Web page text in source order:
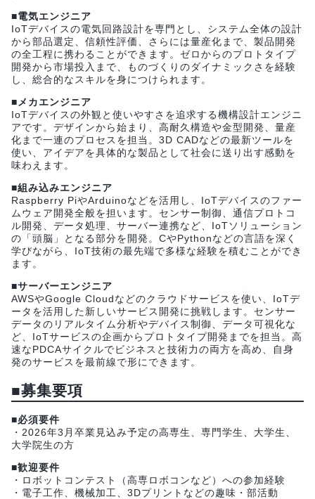
■電気エンジニア
IoTデバイスの電気回路設計を専門とし、システム全体の設計
から部品選定、信頼性評価、さらには量産化まで、製品開発
の全工程に携わることができます。ゼロからのプロトタイプ
開発から市場投入まで、ものづくりのダイナミックさを経験
し、総合的なスキルを身につけられます。
■メカエンジニア
IoTデバイスの外観と使いやすさを追求する機構設計エンジニ
アです。デザインから始まり、高耐久構造や金型開発、量産
化まで一連のプロセスを担当。3D CADなどの最新ツールを
使い、アイデアを具体的な製品として社会に送り出す感動を
味わえます。
■組み込みエンジニア
Raspberry PiやArduinoなどを活用し、IoTデバイスのファー
ムウェア開発全般を担います。センサー制御、通信プロトコ
ル開発、データ処理、サーバー連携など、IoTソリューション
の「頭脳」となる部分を開発。CやPythonなどの言語を深く
学びながら、IoT技術の最先端で多様な経験を積むことができ
ます。
■サーバーエンジニア
AWSやGoogle Cloudなどのクラウドサービスを使い、IoTデ
ータを活用した新しいサービス開発に挑戦します。センサー
データのリアルタイム分析やデバイス制御、データ可視化な
ど、IoTサービスの企画からプロトタイプ開発までを担当。高
速なPDCAサイクルでビジネスと技術力の両方を高め、自身
発のサービスを最前線で形にできます。
■募集要項
■必須要件
・2026年3月卒業見込み予定の高専生、専門学生、大学生、
大学院生の方
■歓迎要件
・ロボットコンテスト（高専ロボコンなど）への参加経験
・電子工作、機械加工、3Dプリントなどの趣味・部活動